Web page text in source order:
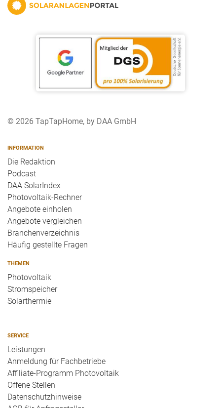
© 2026 TapTapHome, by DAA GmbH
INFORMATION
Die Redaktion
Podcast
DAA SolarIndex
Photovoltaik-Rechner
Angebote einholen
Angebote vergleichen
Branchenverzeichnis
Häufig gestellte Fragen
THEMEN
Photovoltaik
Stromspeicher
Solarthermie
SERVICE
Leistungen
Anmeldung für Fachbetriebe
Affiliate-Programm Photovoltaik
Offene Stellen
Datenschutzhinweise